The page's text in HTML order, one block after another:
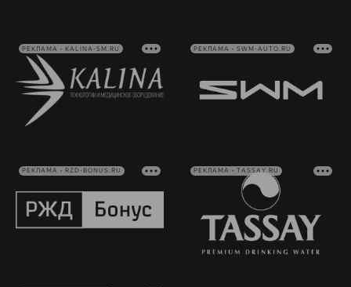
РЕКЛАМА • KALINA-SM.RU РЕКЛАМА • SWM-AUTO.RU
РЕКЛАМА • RZD-BONUS.RU РЕКЛАМА • TASSAY.RU